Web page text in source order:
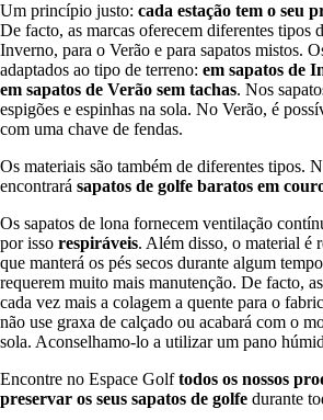
Um princípio justo: cada estação tem o seu
De facto, as marcas oferecem diferentes tipos
Inverno, para o Verão e para sapatos mistos.
adaptados ao tipo de terreno: em sapatos de
em sapatos de Verão sem tachas. Nos
espigões e espinhas na sola. No Verão, é
com uma chave de fendas.
Os materiais são também de diferentes tipos.
encontrará sapatos de golfe baratos em
Os sapatos de lona fornecem ventilação
por isso respiráveis. Além disso, o material é
que manterá os pés secos durante algum
requerem muito mais manutenção. De facto,
cada vez mais a colagem a quente para o
não use graxa de calçado ou acabará com o
sola. Aconselhamo-lo a utilizar um pano
Encontre no Espace Golftodos os nossos
preservar os seus sapatos de golfe durante